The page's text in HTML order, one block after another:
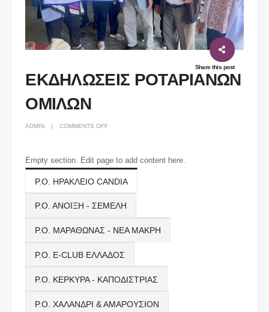
Share this post
ΕΚΔΗΛΩΣΕΙΣ ΡΟΤΑΡΙΑΝΩΝ
ΟΜΙΛΩΝ
ADMIN COMMENTS OFFON
Empty section. Edit page to add content here.
Ρ.Ο. ΗΡΑΚΛΕΙΟ CANDIA
Ρ.Ο. ΑΝΟΙΞΗ - ΣΕΜΕΛΗ
Ρ.Ο. ΜΑΡΑΘΩΝΑΣ - ΝΕΑ ΜΑΚΡΗ
Ρ.Ο. E-CLUB ΕΛΛΑΔΟΣ
Ρ.Ο. ΚΕΡΚΥΡΑ - ΚΑΠΟΔΙΣΤΡΙΑΣ
Ρ.Ο. ΧΑΛΑΝΔΡΙ & ΑΜΑΡΟΥΣΙΟΝ